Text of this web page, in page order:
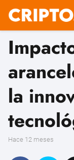
la
hace 12 meses